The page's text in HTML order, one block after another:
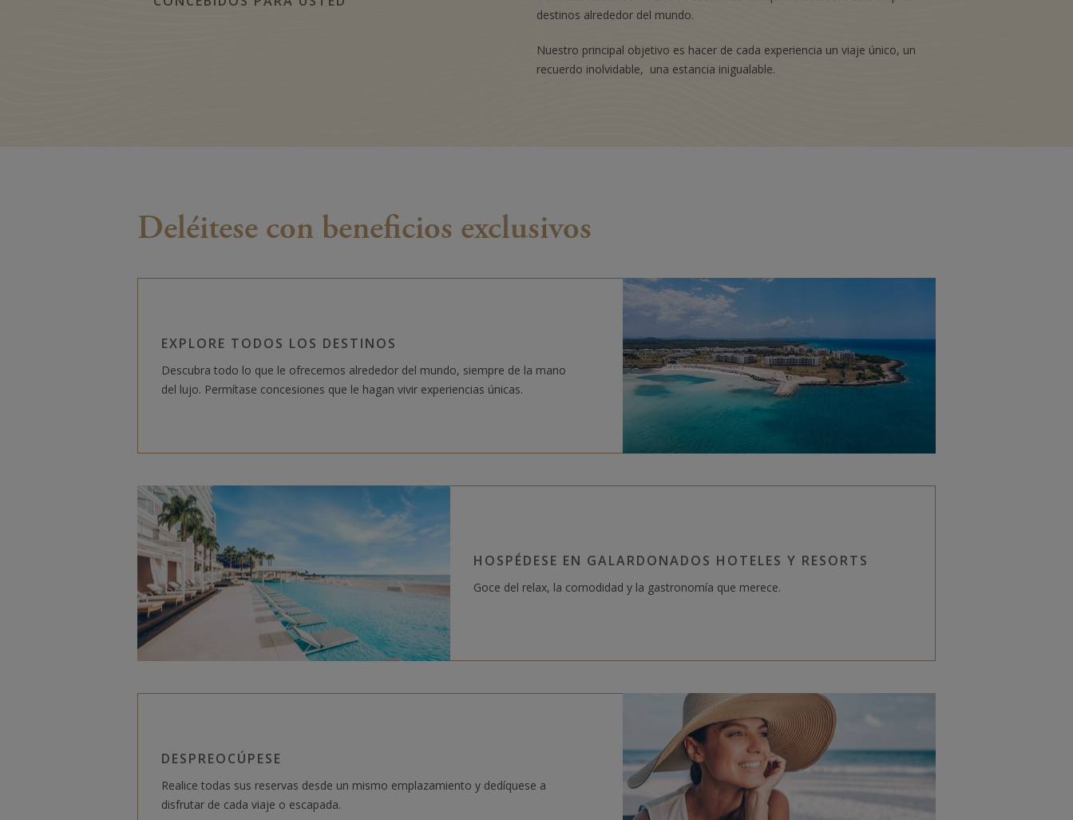
destinos alrededor del mundo.
Nuestro principal objetivo es hacer de cada experiencia un viaje único, un
recuerdo inolvidable, una estancia inigualable.
Deléitese con beneficios exclusivos
EXPLORE TODOS LOS DESTINOS
Descubra todo lo que le ofrecemos alrededor del mundo, siempre de la mano
del lujo. Permítase concesiones que le hagan vivir experiencias únicas.
HOSPÉDESE EN GALARDONADOS HOTELES Y RESORTS
Goce del relax, la comodidad y la gastronomía que merece.
DESPREOCÚPESE
Realice todas sus reservas desde un mismo emplazamiento y dedíquese a
disfrutar de cada viaje o escapada.